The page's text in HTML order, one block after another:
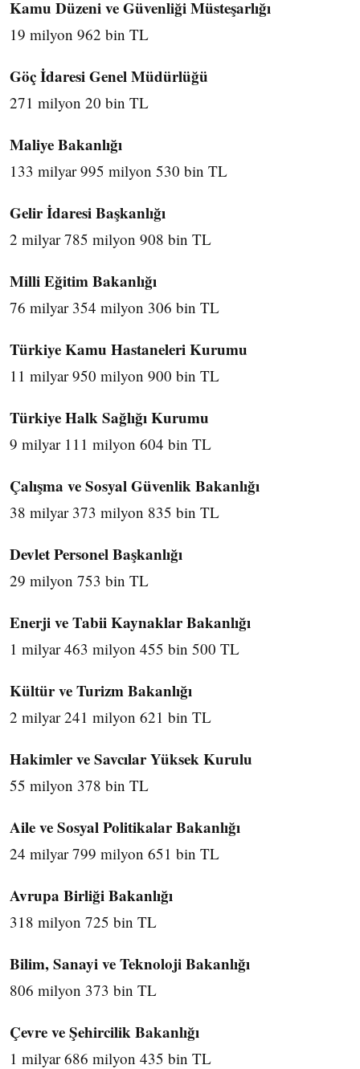
Kamu Düzeni ve Güvenliği Müsteşarlığı
19 milyon 962 bin TL
Göç İdaresi Genel Müdürlüğü
271 milyon 20 bin TL
Maliye Bakanlığı
133 milyar 995 milyon 530 bin TL
Gelir İdaresi Başkanlığı
2 milyar 785 milyon 908 bin TL
Milli Eğitim Bakanlığı
76 milyar 354 milyon 306 bin TL
Türkiye Kamu Hastaneleri Kurumu
11 milyar 950 milyon 900 bin TL
Türkiye Halk Sağlığı Kurumu
9 milyar 111 milyon 604 bin TL
Çalışma ve Sosyal Güvenlik Bakanlığı
38 milyar 373 milyon 835 bin TL
Devlet Personel Başkanlığı
29 milyon 753 bin TL
Enerji ve Tabii Kaynaklar Bakanlığı
1 milyar 463 milyon 455 bin 500 TL
Kültür ve Turizm Bakanlığı
2 milyar 241 milyon 621 bin TL
Hakimler ve Savcılar Yüksek Kurulu
55 milyon 378 bin TL
Aile ve Sosyal Politikalar Bakanlığı
24 milyar 799 milyon 651 bin TL
Avrupa Birliği Bakanlığı
318 milyon 725 bin TL
Bilim, Sanayi ve Teknoloji Bakanlığı
806 milyon 373 bin TL
Çevre ve Şehircilik Bakanlığı
1 milyar 686 milyon 435 bin TL